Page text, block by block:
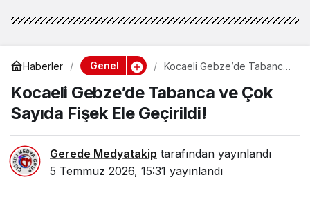
Haberler Genel
Kocaeli Gebze’de Tabanca
Geçirildi!
Kocaeli Gebze’de Tabanca ve Çok
Sayıda Fişek Ele Geçirildi!
Gerede Medyatakip tarafından yayınlandı
5 Temmuz 2026, 15:31 yayınlandı